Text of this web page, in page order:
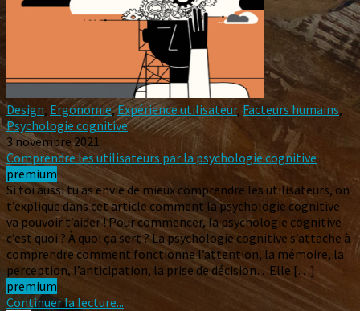
Design, Ergonomie,Expérience utilisateur, Facteurs humains,
Psychologie cognitive
3 novembre 2021
Comprendre les utilisateurs par la psychologie cognitive
premium
Si toi aussi tu as envie de mieux comprendre les utilisateurs, on
t’explique dans cet article comment la psychologie cognitive
va pouvoir t’aider ! Pour commencer, la psychologie cognitive
c’est quoi ? À quoi ça sert ? La psychologie cognitive s’attache à
comprendre comment fonctionne l’attention, la mémoire, la
perception, l’anticipation, la prise de décision…Elle […]
premium
Continuer la lecture...